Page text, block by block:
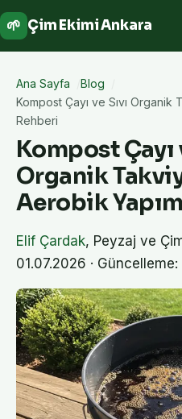
🌱 Çim Ekimi Ankara
Ana Sayfa
Blog
Kompost Çayı ve Sıvı Organik
Rehberi
Kompost Çayı
Organik
Aerobik
Elif Çardak, Peyzaj ve
01.07.2026 ·